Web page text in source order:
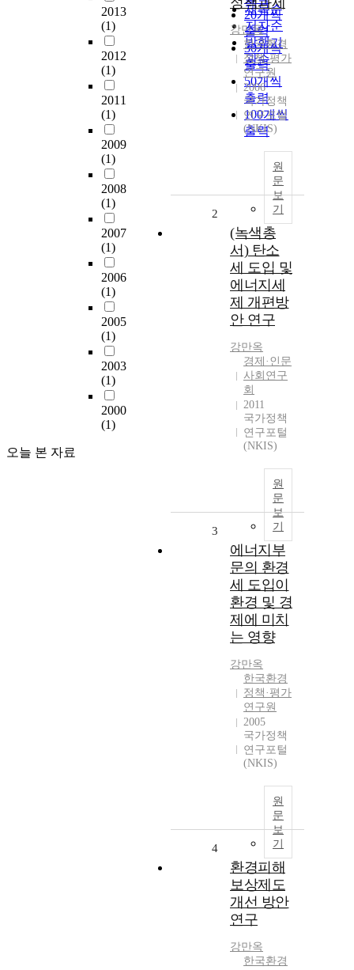
2013
(1)
2012
(1)
2011
(1)
2009
(1)
2008
(1)
2007
(1)
2006
(1)
2005
(1)
2003
(1)
2000
(1)
오늘 본 자료
제목순
저자순
발행기
관순
20개씩
출력
30개씩
출력
50개씩
출력
100개씩
출력
강만옥
한국환경
정책·평가
연구원
2006
국가정책
연구포털
(NKIS)
원
문
보
기
2
(녹색총
서) 탄소
세 도입 및
에너지세
제 개편방
안 연구
강만옥
경제·인문
사회연구
회
2011
국가정책
연구포털
(NKIS)
원
문
보
기
3
에너지부
문의 환경
세 도입이
환경 및 경
제에 미치
는 영향
강만옥
한국환경
정책·평가
연구원
2005
국가정책
연구포털
(NKIS)
원
문
보
기
4
환경피해
보상제도
개선 방안
연구
강만옥
한국환경